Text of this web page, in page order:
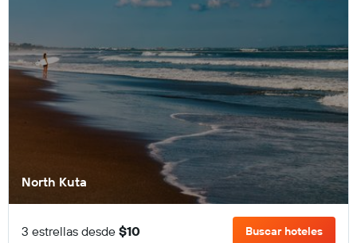
North Kuta
3 estrellas desde $10 Buscar hoteles